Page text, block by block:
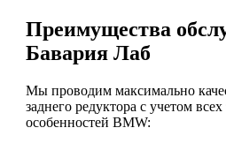
Преимущества
Бавария Лаб
Мы проводим максимально
заднего редуктора с учетом
особенностей BMW: